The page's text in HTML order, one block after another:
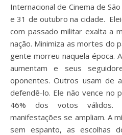
Internacional de Cinema de
e 31 de outubro na cidade.
com passado militar exalta a
nação. Minimiza as mortes do
gente morreu naquela época.
aumentam e seus
oponentes. Outros usam de
defendê-lo. Ele não vence no
46% dos votos válidos.
manifestações se ampliam. A
sem espanto, as escolhas